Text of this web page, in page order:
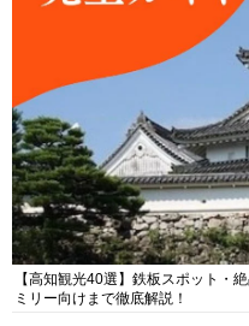
【高知観光40選】鉄板スポット・
ミリー向けまで徹底解説！